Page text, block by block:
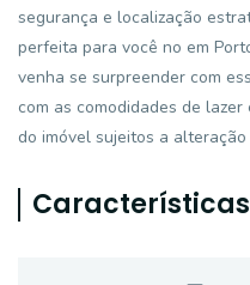
segurança e localização
perfeita para você no em
venha se surpreender com
com as comodidades de
do imóvel sujeitos a
Características